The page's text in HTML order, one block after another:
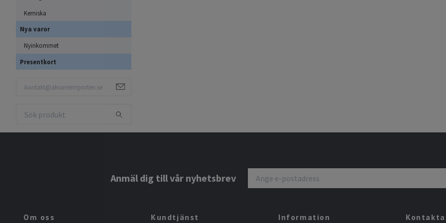
Kemiska
Nya varor
Nyinkommet
Presentkort
Anmäl dig till vår nyhetsbrev
Om oss Kundtjänst Information